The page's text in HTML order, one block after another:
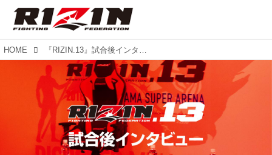
HOME 『RIZIN.13』試合後インタビュー Vol.1（第6試合〜第1試合）